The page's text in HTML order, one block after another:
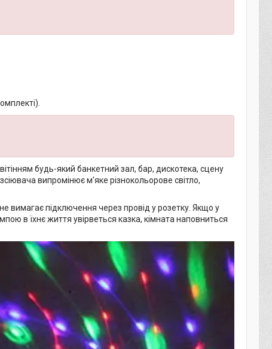
будь-який банкетний зал, бар, дискотека, сцену
випромінює м'яке різнокольорове світло,
вимагає підключення через провід у розетку. Якщо у
в їхнє життя увірветься казка, кімната наповниться